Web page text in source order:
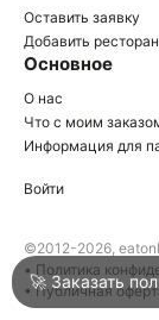
Войти
Написать в
Оставить заявку
Добавить
Основное
О нас
Что с моим
Информация для
Войти
©2012-2026,
• Политика
• Публичная
🚀 Заказать